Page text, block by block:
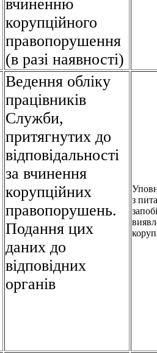
вчиненню
корупційного
правопорушення
(в разі наявності)
Ведення обліку
працівників
Служби,
притягнутих до
відповідальності
за вчинення
корупційних
правопорушень.
Подання цих
даних до
відповідних
органів
з